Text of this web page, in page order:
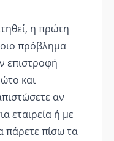
η πρώτη
πρόβλημα
επιστροφή
και
αν
εταιρεία ή με
πάρετε πίσω τα